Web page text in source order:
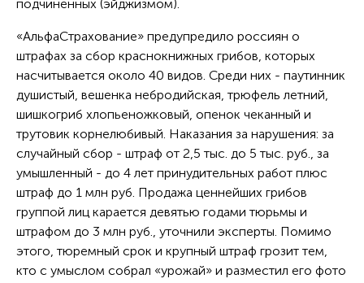
подчиненных (эйджизмом).
«АльфаСтрахование» предупредило россиян о
штрафах за сбор краснокнижных грибов, которых
насчитывается около 40 видов. Среди них - паутинник
душистый, вешенка небродийская, трюфель летний,
шишкогриб хлопьеножковый, опенок чеканный и
трутовик корнелюбивый. Наказания за нарушения: за
случайный сбор - штраф от 2,5 тыс. до 5 тыс. руб., за
умышленный - до 4 лет принудительных работ плюс
штраф до 1 млн руб. Продажа ценнейших грибов
группой лиц карается девятью годами тюрьмы и
штрафом до 3 млн руб., уточнили эксперты. Помимо
этого, тюремный срок и крупный штраф грозит тем,
кто с умыслом собрал «урожай» и разместил его фото